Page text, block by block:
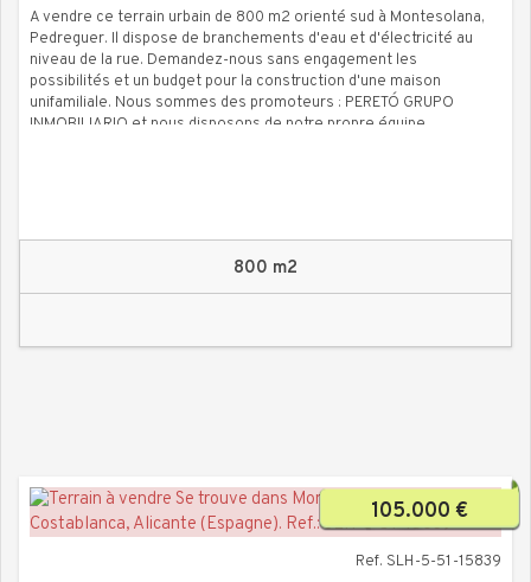
A vendre ce terrain urbain de 800 m2 orienté sud à Montesolana,
Pedreguer. Il dispose de branchements d'eau et d'électricité au
niveau de la rue. Demandez-nous sans engagement les
possibilités et un budget pour la construction d'une maison
unifamiliale. Nous sommes des promoteurs : PERETÓ GRUPO
INMOBILIARIO et nous disposons de notre propre équipe
800 m2
105.000 €
Ref. SLH-5-51-15839